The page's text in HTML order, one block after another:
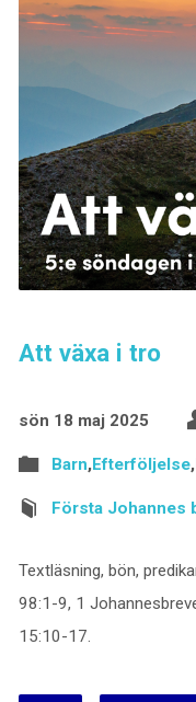
Att växa i tro
sön 18 maj 2025
Barn,Efterföljelse,
Första Johannes
Textläsning, bön,
98:1-9, 1
15:10-17.